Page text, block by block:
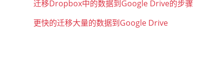
迁移Dropbox中的数据到Google Drive的步骤
更快的迁移大量的数据到Google Drive